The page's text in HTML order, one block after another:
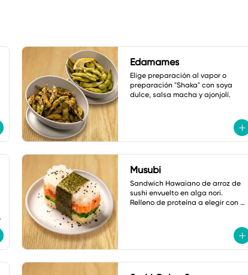
Edamames
Elige preparación al vapor o
preparación "Shaka" con soya
dulce, salsa macha y ajonjolí.
Musubi
Sandwich Hawaiano de arroz de
sushi envuelto en alga nori.
Relleno de proteína a elegir con